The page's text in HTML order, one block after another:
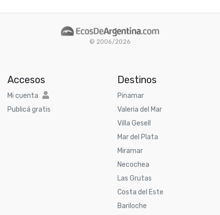
© 2006/2026
Accesos
Mi cuenta
Publicá gratis
Destinos
Pinamar
Valeria del Mar
Villa Gesell
Mar del Plata
Miramar
Necochea
Las Grutas
Costa del Este
Bariloche